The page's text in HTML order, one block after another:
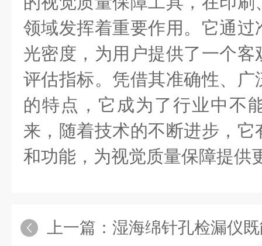
领域发挥着重要作用。它通
光密度，为用户提供了一个
评估指标。凭借其准确性、
的特点，它成为了行业中不
来，随着技术的不断进步，
和功能，为视觉质量保障提供
上一篇： 湿海绵针孔检漏仪既能